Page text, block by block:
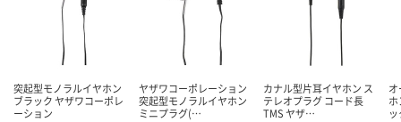
突起型モノラルイヤホン
ブラック ヤザワコーポレ
ーション
ヤザワコーポレーション
突起型モノラルイヤホン
ミニプラグ(…
カナル型片耳イヤホン ス
テレオプラグ コード長
TMS ヤザ…